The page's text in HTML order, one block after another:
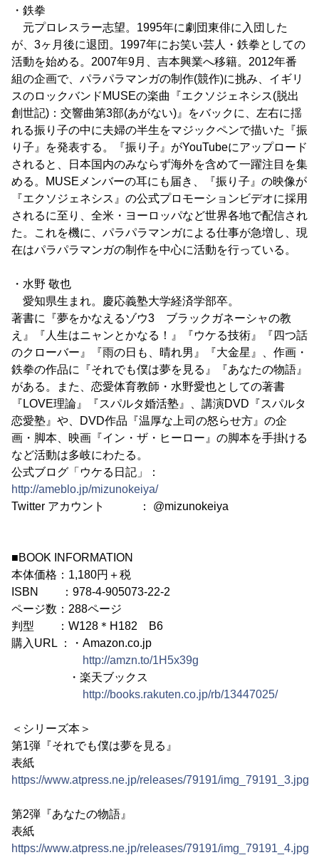
・鉄拳
元プロレスラー志望。1995年に劇団東俳に入団した
が、3ヶ月後に退団。1997年にお笑い芸人・鉄拳としての
活動を始める。2007年9月、吉本興業へ移籍。2012年番
組の企画で、パラパラマンガの制作(競作)に挑み、イギリ
スのロックバンドMUSEの楽曲『エクソジェネシス(脱出
創世記)：交響曲第3部(あがない)』をバックに、左右に揺
れる振り子の中に夫婦の半生をマジックペンで描いた『振
り子』を発表する。『振り子』がYouTubeにアップロード
されると、日本国内のみならず海外を含めて一躍注目を集
める。MUSEメンバーの耳にも届き、『振り子』の映像が
『エクソジェネシス』の公式プロモーションビデオに採用
されるに至り、全米・ヨーロッパなど世界各地で配信され
た。これを機に、パラパラマンガによる仕事が急増し、現
在はパラパラマンガの制作を中心に活動を行っている。
・水野 敬也
愛知県生まれ。慶応義塾大学経済学部卒。
著書に『夢をかなえるゾウ3 ブラックガネーシャの教
え』『人生はニャンとかなる！』『ウケる技術』『四つ話
のクローバー』『雨の日も、晴れ男』『大金星』、作画・
鉄拳の作品に『それでも僕は夢を見る』『あなたの物語』
がある。また、恋愛体育教師・水野愛也としての著書
『LOVE理論』『スパルタ婚活塾』、講演DVD『スパルタ
恋愛塾』や、DVD作品『温厚な上司の怒らせ方』の企
画・脚本、映画『イン・ザ・ヒーロー』の脚本を手掛ける
など活動は多岐にわたる。
公式ブログ「ウケる日記」：
http://ameblo.jp/mizunokeiya/
Twitter アカウント ： @mizunokeiya
■BOOK INFORMATION
本体価格：1,180円＋税
ISBN ：978-4-905073-22-2
ページ数：288ページ
判型 ：W128＊H182 B6
購入URL ：・Amazon.co.jp
http://amzn.to/1H5x39g
・楽天ブックス
http://books.rakuten.co.jp/rb/13447025/
＜シリーズ本＞
第1弾『それでも僕は夢を見る』
表紙
https://www.atpress.ne.jp/releases/79191/img_79191_3.jpg
第2弾『あなたの物語』
表紙
https://www.atpress.ne.jp/releases/79191/img_79191_4.jpg